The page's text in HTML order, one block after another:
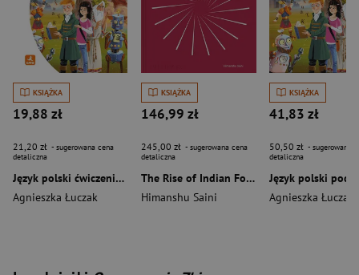
KSIĄŻKA
19,88 zł
21,20 zł - sugerowana cena
detaliczna
Język polski ćwiczenia wersja B dla klasy 7 Między nami EDYCJA 2026
Agnieszka Łuczak
KSIĄŻKA
146,99 zł
245,00 zł - sugerowana cena
detaliczna
The Rise of Indian Food
Himanshu Saini
KSIĄŻKA
41,83 zł
50,50 zł - sugerowana
detaliczna
Agnieszka Łuczak